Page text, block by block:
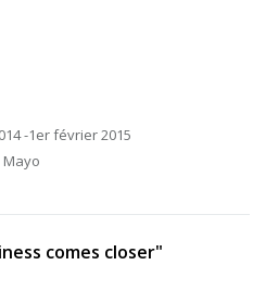
-1er février 2015
Mayo
comes closer"